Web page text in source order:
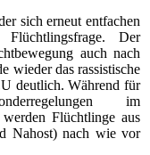
sich erneut entfachen
Der
auch nach
wieder das rassistische
deutlich. Während für
im
Flüchtlinge aus
Nahost) nach wie vor